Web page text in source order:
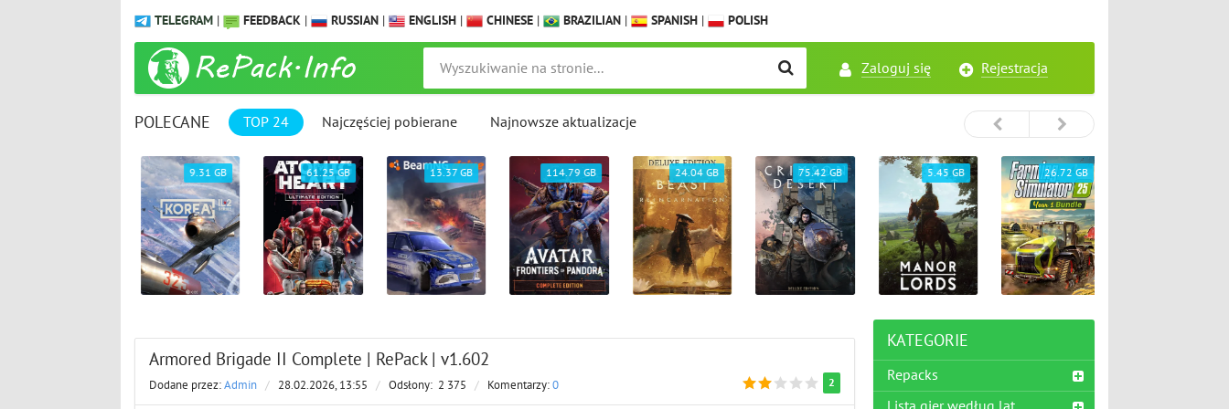
TELEGRAM | FEEDBACK | RUSSIAN | ENGLISH | CHINESE | BRAZILIAN | SPANISH | POLISH
Zaloguj się Rejestracja
POLECANE TOP 24 Najczęściej pobierane Najnowsze aktualizacje
9.31 GB 61.25 GB 13.37 GB 114.79 GB 24.04 GB 75.42 GB 5.45 GB 26.72 GB
Armored Brigade II Complete | RePack | v1.602
2
Dodane przez:Admin / 28.02.2026, 13:55 / Odsłony: 2 375 / Komentarzy:0
KATEGORIE
Repacks